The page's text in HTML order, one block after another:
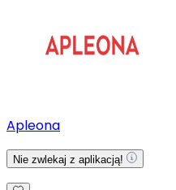
Apleona
Nie zwlekaj z aplikacją!